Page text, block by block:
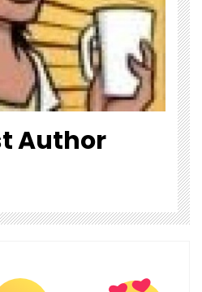
Author